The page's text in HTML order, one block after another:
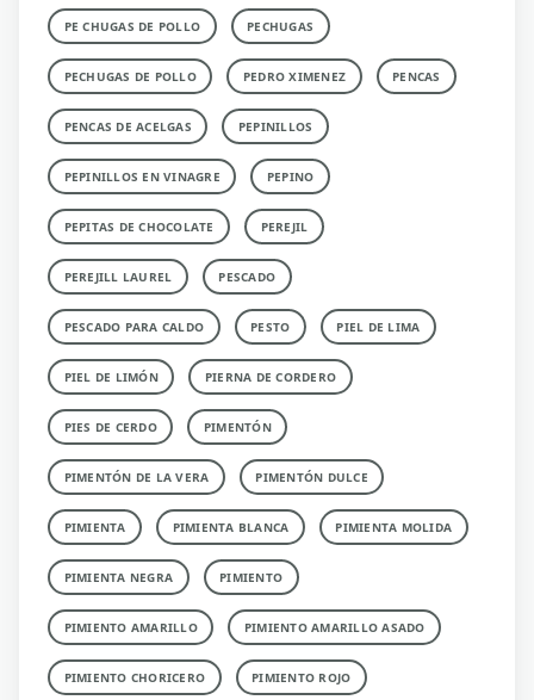
PE CHUGAS DE POLLO PECHUGAS
PECHUGAS DE POLLO PEDRO XIMENEZ PENCAS
PENCAS DE ACELGAS PEPINILLOS
PEPINILLOS EN VINAGRE PEPINO
PEPITAS DE CHOCOLATE PEREJIL
PEREJILL LAUREL PESCADO
PESCADO PARA CALDO PESTO PIEL DE LIMA
PIEL DE LIMÓN PIERNA DE CORDERO
PIES DE CERDO PIMENTÓN
PIMENTÓN DE LA VERA PIMENTÓN DULCE
PIMIENTA PIMIENTA BLANCA PIMIENTA MOLIDA
PIMIENTA NEGRA PIMIENTO
PIMIENTO AMARILLO PIMIENTO AMARILLO ASADO
PIMIENTO CHORICERO PIMIENTO ROJO